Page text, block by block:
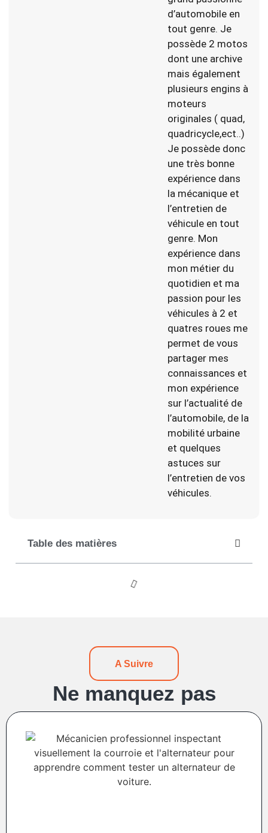
d’automobile en
tout genre. Je
possède 2 motos
dont une archive
mais également
plusieurs engins à
moteurs
originales ( quad,
quadricycle,ect..)
Je possède donc
une très bonne
expérience dans
la mécanique et
l’entretien de
véhicule en tout
genre. Mon
expérience dans
mon métier du
quotidien et ma
passion pour les
véhicules à 2 et
quatres roues me
permet de vous
partager mes
connaissances et
mon expérience
sur l’actualité de
l’automobile, de la
mobilité urbaine
et quelques
astuces sur
l’entretien de vos
véhicules.
Table des matières
A Suivre
Ne manquez pas